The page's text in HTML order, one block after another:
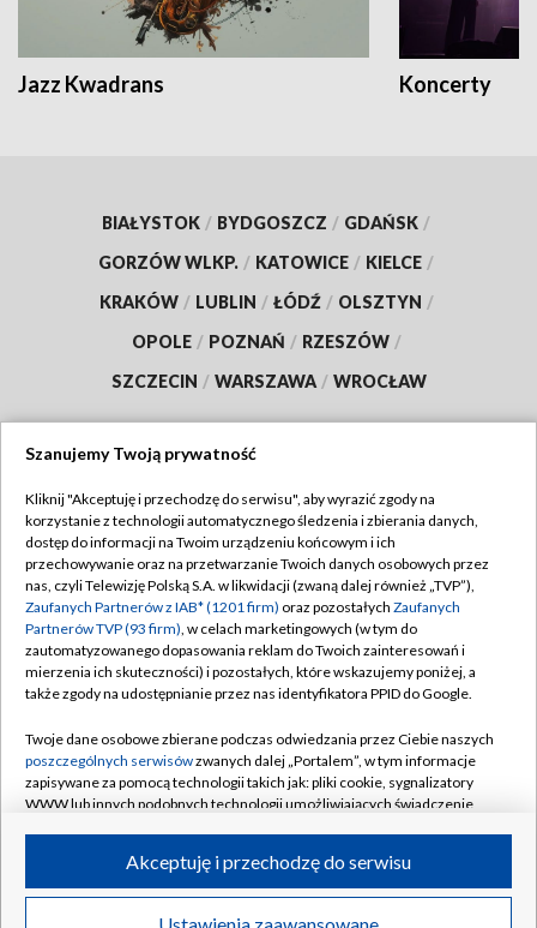
Jazz Kwadrans Koncerty
BIAŁYSTOK / BYDGOSZCZ / GDAŃSK /
GORZÓW WLKP. / KATOWICE / KIELCE /
KRAKÓW / LUBLIN / ŁÓDŹ / OLSZTYN /
OPOLE / POZNAŃ / RZESZÓW /
SZCZECIN / WARSZAWA / WROCŁAW
Dołącz do nas:
TVP
Abonament TVP
Emisja w TVP
Centrum informacji TVP
Naziemna Telewizja Cyfrowa
Sklep TVP
Rada Programowa
Informacje o nadawcy
Program dla prasy
Regulamin TVP
Polityka prywatności
Moje zgody
Biuro reklamy
Kontakt
Kanały
©2026 Telewizja Polska S.A. w likwidacji
Szanujemy Twoją prywatność
Kliknij "Akceptuję i przechodzę do serwisu", aby wyrazić zgody na
korzystanie z technologii automatycznego śledzenia i zbierania danych,
dostęp do informacji na Twoim urządzeniu końcowym i ich
przechowywanie oraz na przetwarzanie Twoich danych osobowych przez
nas, czyli Telewizję Polską S.A. w likwidacji (zwaną dalej również „TVP”),
Zaufanych Partnerów z IAB* (1201 firm) oraz pozostałych Zaufanych
Partnerów TVP (93 firm), w celach marketingowych (w tym do
zautomatyzowanego dopasowania reklam do Twoich zainteresowań i
mierzenia ich skuteczności) i pozostałych, które wskazujemy poniżej, a
także zgody na udostępnianie przez nas identyfikatora PPID do Google.
Twoje dane osobowe zbierane podczas odwiedzania przez Ciebie naszych
poszczególnych serwisówzwanych dalej „Portalem”, w tym informacje
zapisywane za pomocą technologii takich jak: pliki cookie, sygnalizatory
WWW lub innych podobnych technologii umożliwiających świadczenie
ruchu w Internecie.
Twoje dane osobowe zbierane podczas odwiedzania przez Ciebie
Akceptuję i przechodzę do serwisu